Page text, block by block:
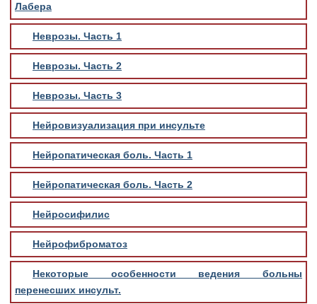
Лабера
Неврозы. Часть 1
Неврозы. Часть 2
Неврозы. Часть 3
Нейровизуализация при инсульте
Нейропатическая боль. Часть 1
Нейропатическая боль. Часть 2
Нейросифилис
Нейрофиброматоз
Некоторые особенности ведения больны
перенесших инсульт.